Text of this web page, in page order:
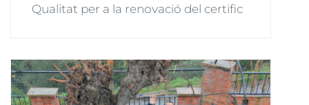
Qualitat per a la renovació del certific